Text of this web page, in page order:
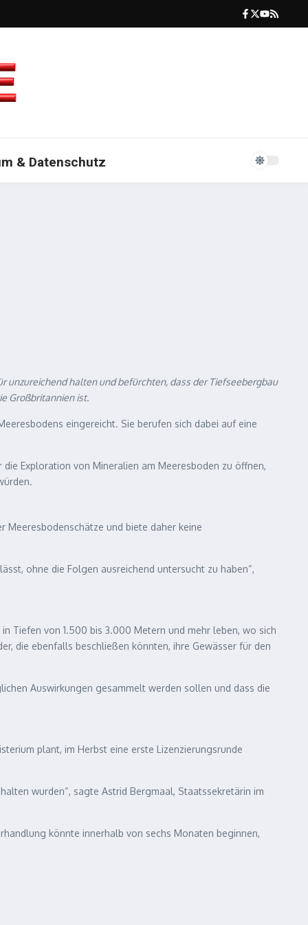
& Datenschutz
unzureichend halten und befürchten, dass der Tiefseebergbau
Großbritannien ist.
eingereicht. Sie berufen sich dabei auf eine
Exploration von Mineralien am Meeresboden zu öffnen,
Meeresbodenschätze und biete daher keine
ohne die Folgen ausreichend untersucht zu haben“,
Tiefen von 1.500 bis 3.000 Metern und mehr leben, wo sich
die ebenfalls beschließen könnten, ihre Gewässer für den
Auswirkungen gesammelt werden sollen und dass die
plant, im Herbst eine erste Lizenzierungsrunde
wurden“, sagte Astrid Bergmaal, Staatssekretärin im
könnte innerhalb von sechs Monaten beginnen,